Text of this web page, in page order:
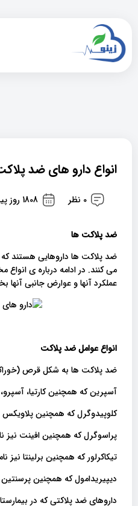
انواع دارو های ضد
0 نظر 1808 روز پیش
ضد پلاکت ها
ضد پلاکت ها داروهایی هستند
می کنند. در ادامه درباره ی
عملکرد آنها و عوارض جانبی آنها
انواع عوامل ضد پلاکت
ضد پلاکت ها به شکل قرص
آسپرین که همچنین کارتیا،
کلوپیدوگرل که همچنین
پراسوگرل که همچنین افینت نیز
تیکاکرلور که همچنین برلینتا نیز
دیپیریدامول که همچنین
داروهای ضد پلاکتی که در